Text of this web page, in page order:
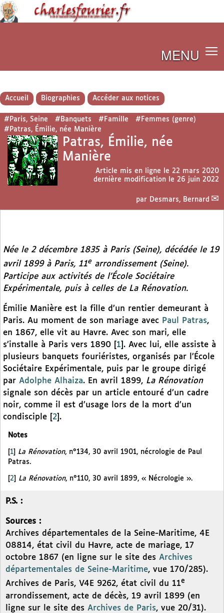
MENU
Accueil Biographies Accéder aux notices
#Paris, Seine #Banquets #Famille
#Femmes (genre)
#Patras, Émilie, née Manière
Patras, Émilie, née
Manière
Article mis en ligne le 22 mars 2020
dernière modification le 26 juin 2022
par Desmars, Bernard
Née le 2 décembre 1835 à Paris (Seine), décédée le 19
avril 1899 à Paris, 11e arrondissement (Seine).
Participe aux activités de l’École Sociétaire
Expérimentale, puis à celles de La Rénovation.
Émilie Manière est la fille d’un rentier demeurant à
Paris. Au moment de son mariage avec Paul Patras,
en 1867, elle vit au Havre. Avec son mari, elle
s’installe à Paris vers 1890
1 . Avec lui, elle assiste à
plusieurs banquets fouriéristes, organisés par l’École
Sociétaire Expérimentale, puis par le groupe dirigé
par Adolphe Alhaiza. En avril 1899, La Rénovation
signale son décès par un article entouré d’un cadre
noir, comme il est d’usage lors de la mort d’un
condisciple
2 .
Notes
[1] La Rénovation, n°134, 30 avril 1901, nécrologie de Paul
Patras.
2 La Rénovation, n°110, 30 avril 1899, « Nécrologie ».
P.S. :
Sources :
Archives départementales de la Seine-Maritime, 4E
08814, état civil du Havre, acte de mariage, 17
octobre 1867 (en ligne sur le site des Archives
départementales de Seine-Maritime, vue 170/285).
Archives de Paris, V4E 9262, état civil du 11e
arrondissement, acte de décès, 19 avril 1899 (en
ligne sur le site des Archives de Paris, vue 20/31).